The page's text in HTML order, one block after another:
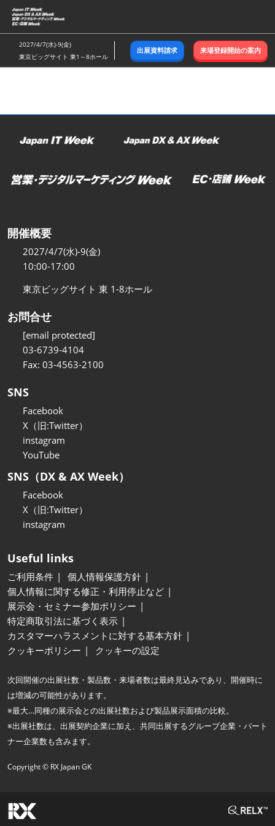
ス
キ
ッ
し
む
2027/4/7(水)-9(金)
東京ビッグサイト 東1～8ホール
出展資料請求 来場登録開始の案内
開催概要
2027/4/7(水)-9(金)
10:00-17:00
東京ビッグサイト 東 1-8ホール
お問合せ
[email protected]
03-6739-4104
Fax: 03-4563-2100
SNS
Facebook
X（旧:Twitter）
instagram
YouTube
SNS（DX & AX Week）
Facebook
X（旧:Twitter）
instagram
Useful links
ご利用条件
個人情報保護方針
個人情報に関する修正・利用停止など
展示会・セミナー参加ポリシー
特定商取引法に基づく表示
カスタマーハラスメントに対する基本方針
クッキーポリシー
クッキーの設定
次回開催の出展社数・製品数・来場者数は最終見込みであり、開催時に
は増減の可能性があります。
※最大…同種の展示会との出展社数および製品展示面積の比較。
※出展社数は、出展契約企業に加え、共同出展するグループ企業・パート
ナー企業数も含みます。
Copyright © RX Japan GK